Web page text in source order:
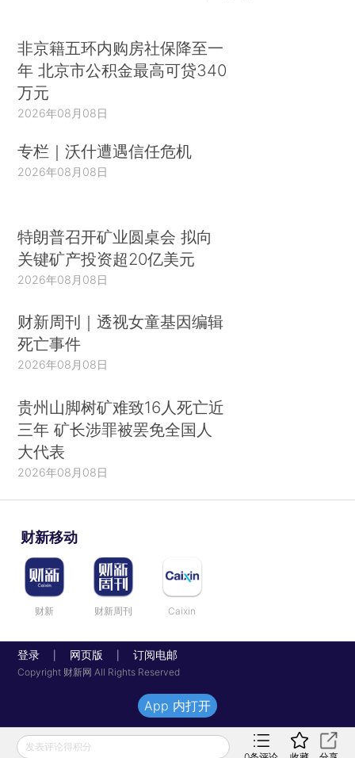
非京籍五环内购房社保降至一
年 北京市公积金最高可贷340
万元
2026年08月08日
专栏｜沃什遭遇信任危机
2026年08月08日
特朗普召开矿业圆桌会 拟向
关键矿产投资超20亿美元
2026年08月08日
财新周刊｜透视女童基因编辑
死亡事件
2026年08月08日
贵州山脚树矿难致16人死亡近
三年 矿长涉罪被罢免全国人
大代表
2026年08月08日
财新移动
财新 财新周刊 Caixin
登录 网页版 订阅电邮
Copyright 财新网 All Rights Reserved
发表评论得积分
App 内打开